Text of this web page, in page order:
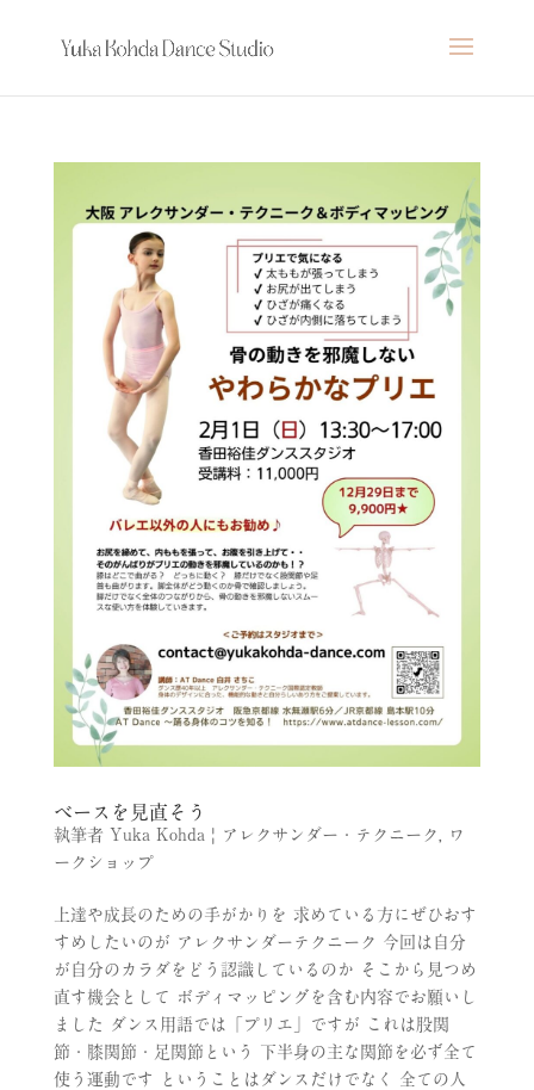
ベースを見直そう
執筆者 Yuka Kohda | アレクサンダー・テクニーク
ワ
ークショップ
上達や成長のための手がかりを 求めている方にぜひおす
すめしたいのが アレクサンダーテクニーク 今回は自分
が自分のカラダをどう認識しているのか そこから見つめ
直す機会として ボディマッピングを含む内容でお願いし
ました ダンス用語では「プリエ」ですが これは股関
節・膝関節・足関節という 下半身の主な関節を必ず全て
使う運動です ということはダンスだけでなく 全ての人